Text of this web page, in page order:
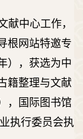
献中心工作，
根网站特邀专
），获选为中
籍整理与文献
，国际图书馆
执行委员会执